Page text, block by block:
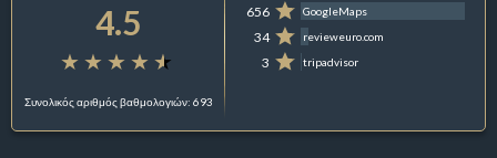
4.5
Συνολικός αριθμός βαθμολογιών: 693
656 GoogleMaps
34 revieweuro.com
3 tripadvisor